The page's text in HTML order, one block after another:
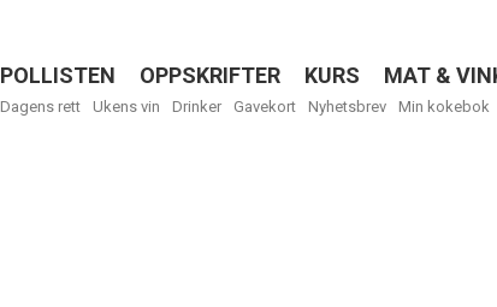
Menu
POLLISTEN OPPSKRIFTER KURS MAT &
Dagens rett Ukens vin Drinker Gavekort Nyhetsbrev Min kokebok